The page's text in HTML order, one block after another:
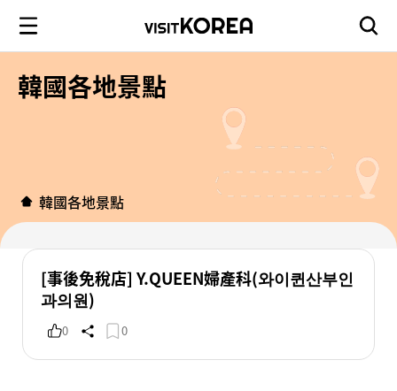
韓國各地景點
韓國各地景點
[事後免稅店] Y.QUEEN婦產科(와이퀸산부인
과의원)
0 0